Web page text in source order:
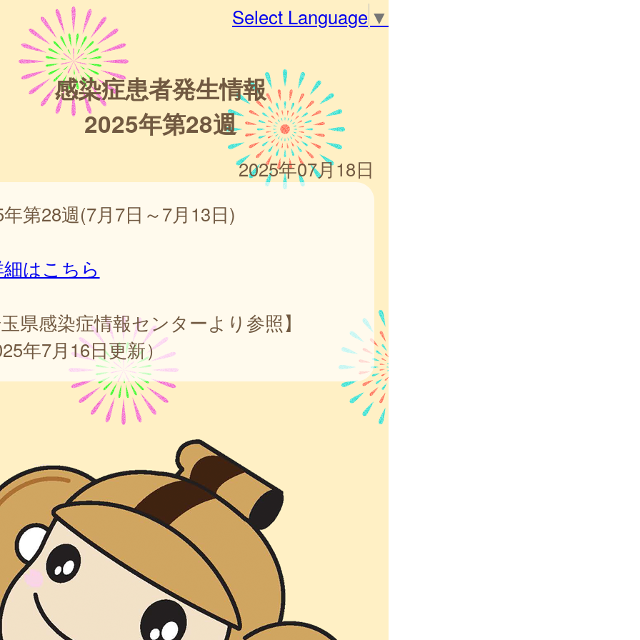
Select Language ▼
感染症患者発生情報
2025年第28週
2025年07月18日
第28週(7月7日～7月13日)
はこちら
県感染症情報センターより参照】
年7月16日更新）